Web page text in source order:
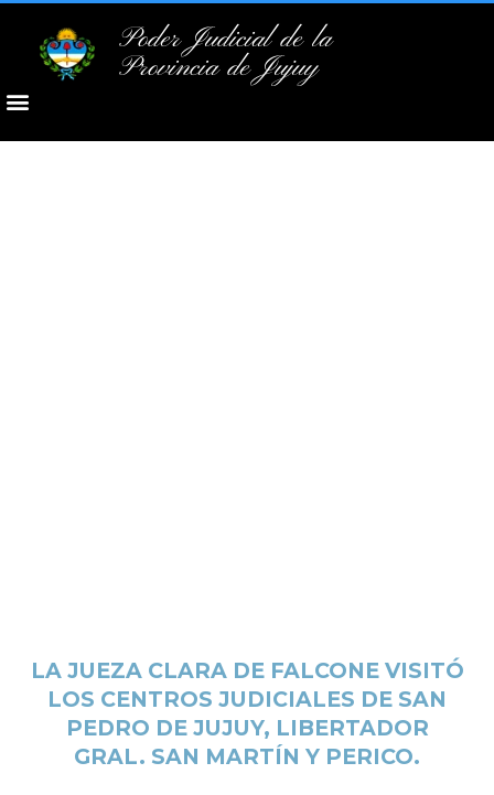
Poder Judicial de la
Provincia de Jujuy
LA JUEZA CLARA DE FALCONE VISITÓ
LOS CENTROS JUDICIALES DE SAN
PEDRO DE JUJUY, LIBERTADOR
GRAL. SAN MARTÍN Y PERICO.